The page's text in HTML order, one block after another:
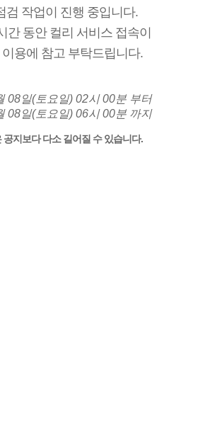
검 작업이 진행 중입니다.
간 동안 컬리 서비스 접속이
용에 참고 부탁드립니다.
08일(토요일) 02시 00분 부터
08일(토요일) 06시 00분 까지
공지보다 다소 길어질 수 있습니다.